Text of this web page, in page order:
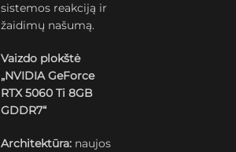
sistemos reakciją ir
žaidimų našumą.
Vaizdo plokštė
„NVIDIA GeForce
RTX 5060 Ti 8GB
GDDR7“
Architektūra: naujos